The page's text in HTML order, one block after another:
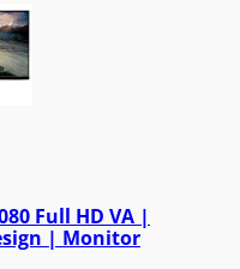
Full HD VA |
| Monitor